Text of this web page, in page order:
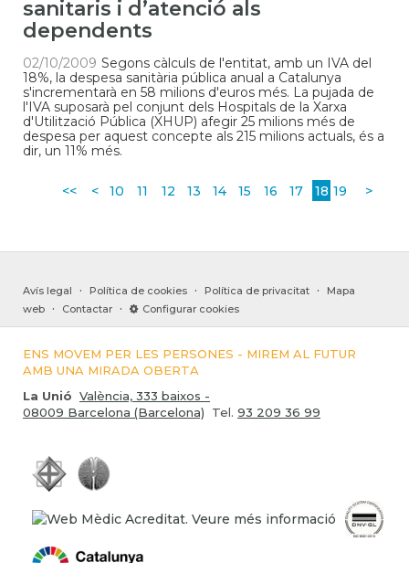
sanitaris i d’atenció als
dependents
02/10/2009 Segons càlculs de l'entitat, amb un IVA del
18%, la despesa sanitària pública anual a Catalunya
s'incrementarà en 58 milions d'euros més. La pujada de
l'IVA suposarà pel conjunt dels Hospitals de la Xarxa
d'Utilització Pública (XHUP) afegir 25 milions més de
despesa per aquest concepte als 215 milions actuals, és a
dir, un 11% més.
<< < 10 11 12 13 14 15 16 17 18 19 >
Avís legal · Política de cookies · Política de privacitat ·
Mapa
web
· Contactar · Configurar cookies
ENS MOVEM PER LES PERSONES - MIREM AL FUTUR
AMB UNA MIRADA OBERTA
La Unió València, 333 baixos -
08009 Barcelona (Barcelona) Tel. 93 209 36 99